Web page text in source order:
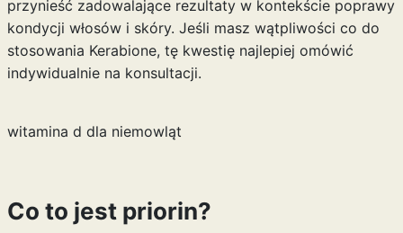
przynieść zadowalające rezultaty w kontekście poprawy
kondycji włosów i skóry. Jeśli masz wątpliwości co do
stosowania Kerabione, tę kwestię najlepiej omówić
indywidualnie na konsultacji.
witamina d dla niemowląt
Co to jest priorin?